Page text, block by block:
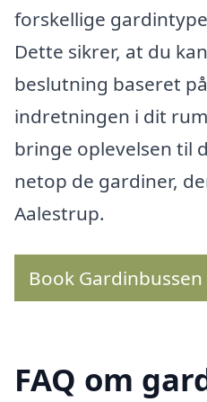
forskellige
Dette sikrer, at du
beslutning baseret
indretningen i dit
bringe oplevelsen til
netop de gardiner,
Aalestrup.
Book
FAQ om